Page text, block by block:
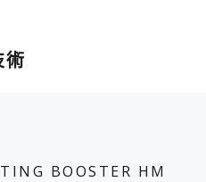
術
BOOSTER HM